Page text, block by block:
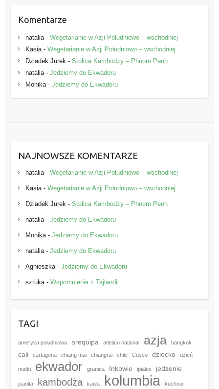
Komentarze
natalia- Wegetarianie w Azji Południowo – wschodniej
Kasia- Wegetarianie w Azji Południowo – wschodniej
Dziadek Jurek - Stolica Kambodży – Phnom Penh
natalia- Jedziemy do Ekwadoru
Monika- Jedziemy do Ekwadoru
NAJNOWSZE KOMENTARZE
natalia- Wegetarianie w Azji Południowo – wschodniej
Kasia- Wegetarianie w Azji Południowo – wschodniej
Dziadek Jurek - Stolica Kambodży – Phnom Penh
natalia- Jedziemy do Ekwadoru
Monika- Jedziemy do Ekwadoru
natalia- Jedziemy do Ekwadoru
Agnieszka- Jedziemy do Ekwadoru
sztuka- Wspomnienia z Tajlandii
TAGI
ameryka południowa arequipa atletico national azja bangkok
cali cartagena chiang mai chiangrai chile Cusco dziecko dzień
matki ekwador granica Inkowie ipiales jedzenie
juanita kambodża kawa kolumbia kuchnia